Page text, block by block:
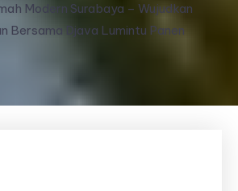
Modern Surabaya – Wujudkan
Bersama Djava Lumintu Panen